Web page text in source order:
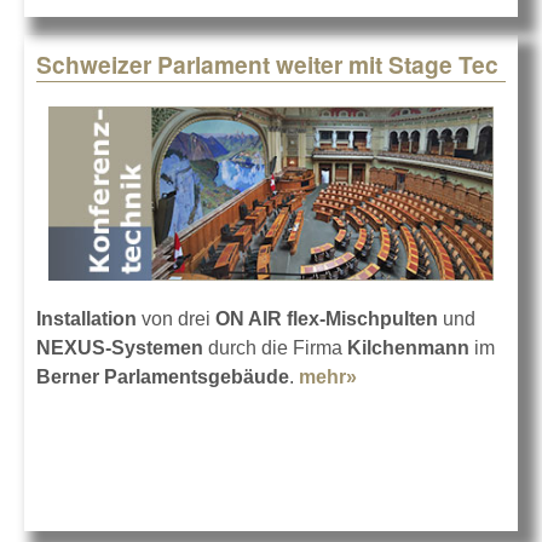
Schweizer Parlament weiter mit Stage Tec
Installation von drei ON AIR flex-Mischpulten und
NEXUS-Systemen durch die Firma Kilchenmann im
Berner Parlamentsgebäude. mehr»